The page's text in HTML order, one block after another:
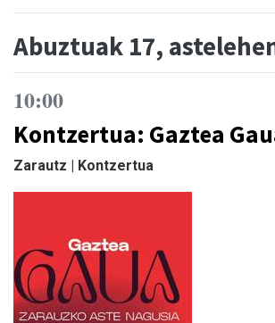
Abuztuak 17,
10:00
Kontzertua: Gaztea
Zarautz | Kontzertua